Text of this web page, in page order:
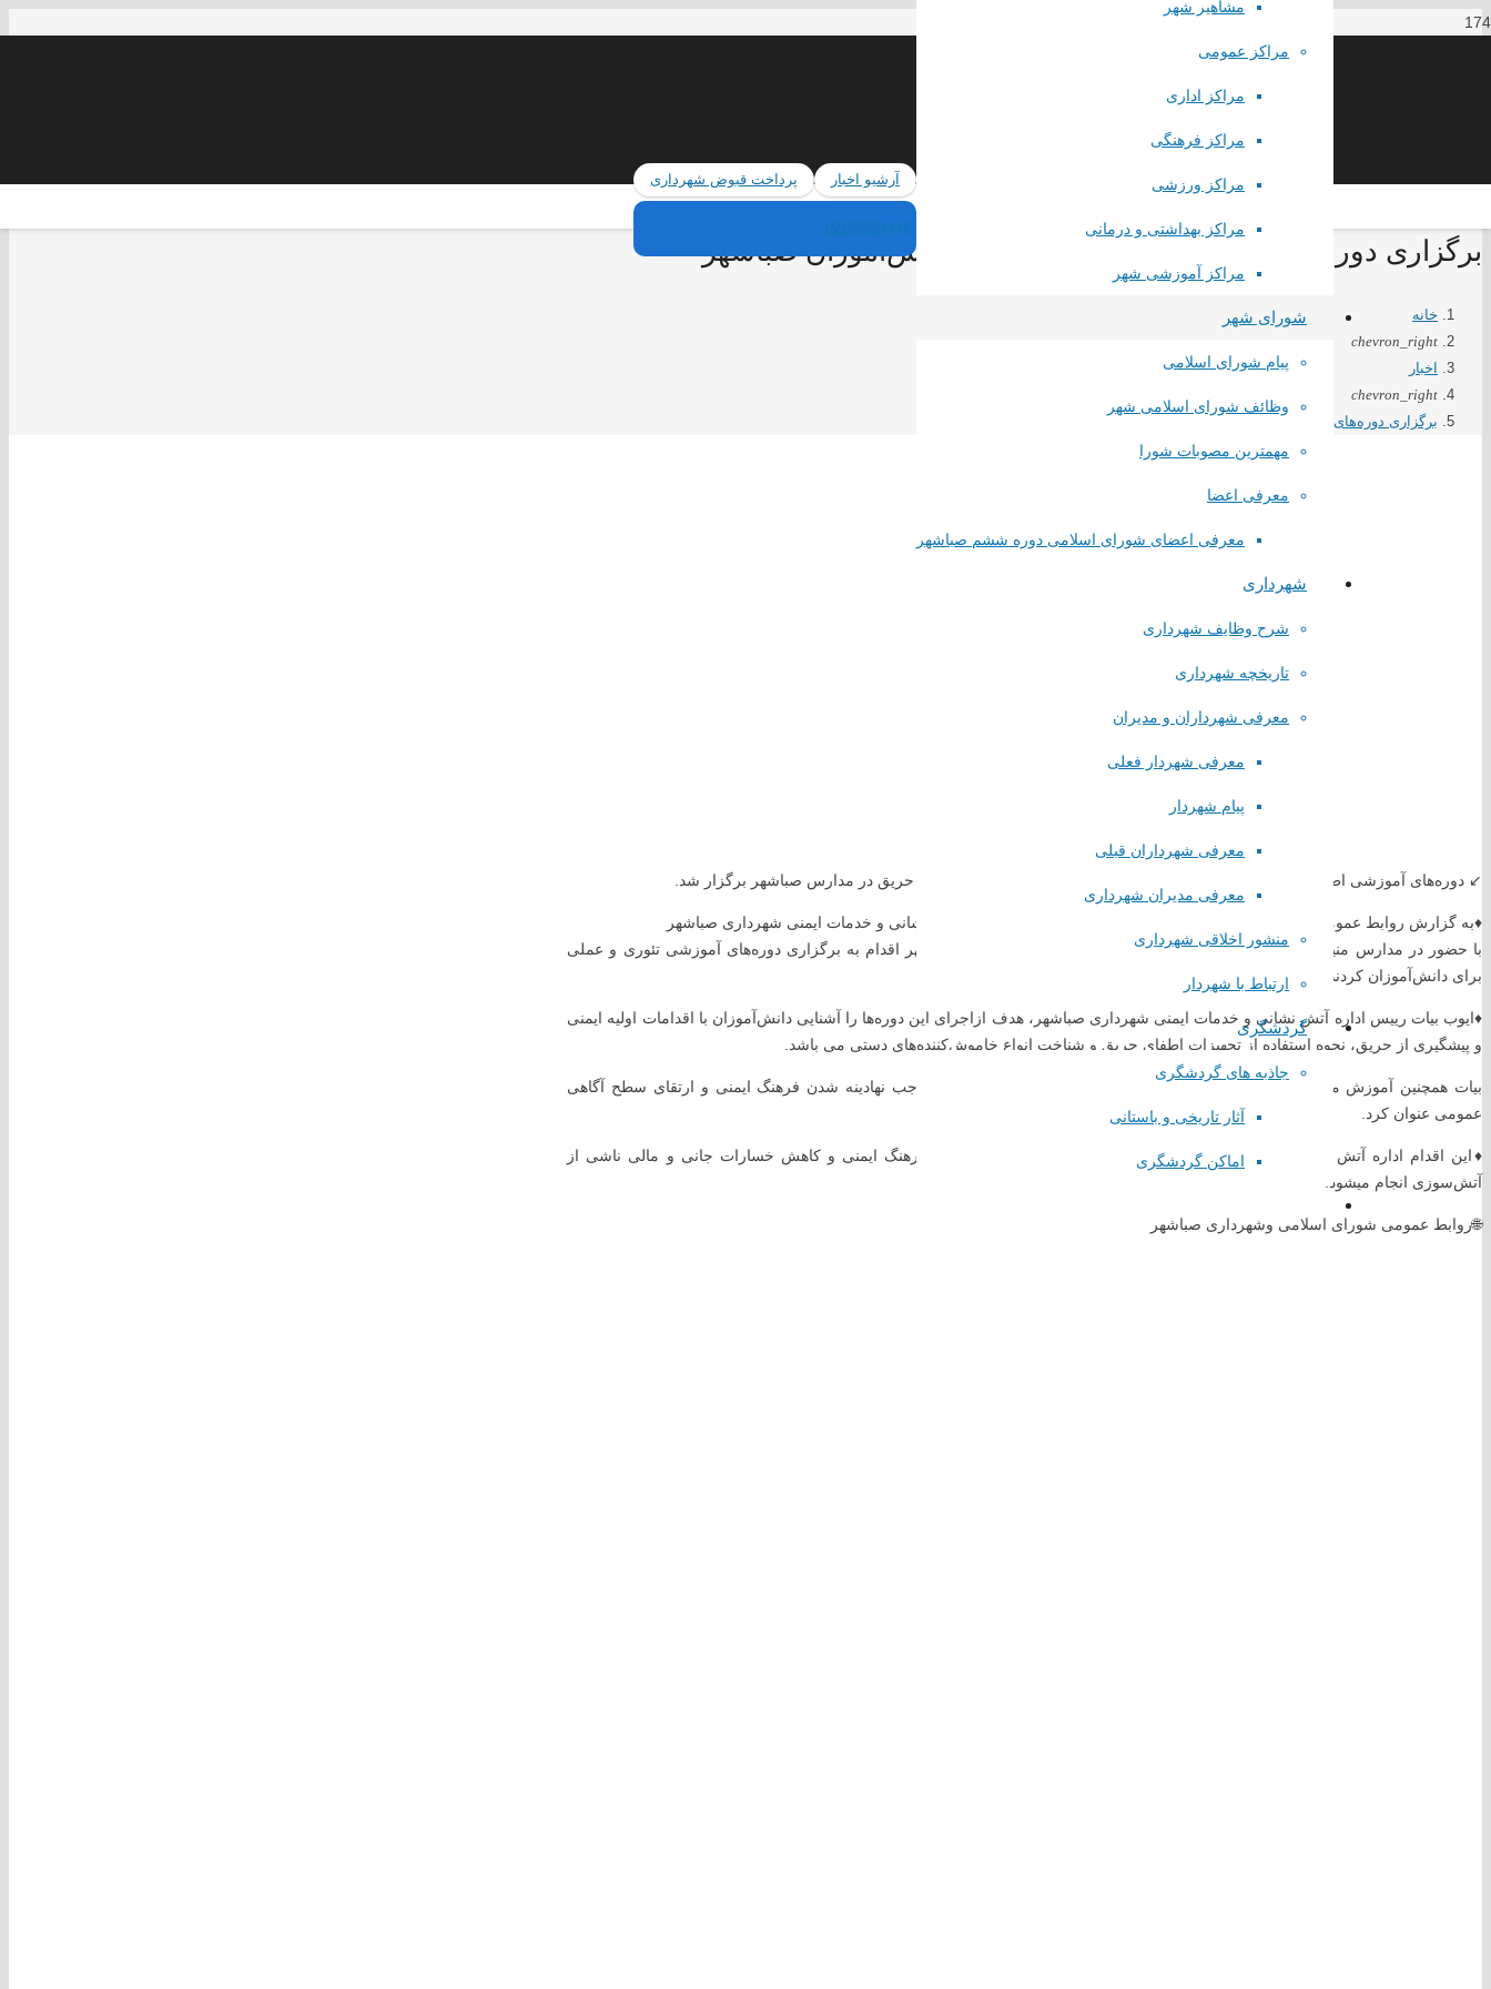
مشاهیر شهر
مراکز عمومی
مراکز اداری
مراکز فرهنگی
مراکز ورزشی
مراکز بهداشتی و درمانی
مراکز آموزشی شهر
شورای شهر
پیام شورای اسلامی
وظائف شورای اسلامی شهر
مهمترین مصوبات شورا
معرفی اعضا
معرفی اعضای شورای اسلامی دوره ششم صباشهر
شهرداری
شرح وظایف شهرداری
تاریخچه شهرداری
معرفی شهرداران و مدیران
معرفی شهردار فعلی
پیام شهردار
معرفی شهرداران قبلی
معرفی مدیران شهرداری
منشور اخلاقی شهرداری
ارتباط با شهردار
گردشگری
جاذبه های گردشگری
آثار تاریخی و باستانی
اماکن گردشگری
آرشیو اخبار پرداخت قبوض شهرداری
02165624446
برگزاری دوره‌های آموزش اطفای حریق برای دانش‌آموزان صباشهر
خانه
chevron_right
اخبار
chevron_right
برگزاری دوره‌های آموزش اطفای حریق برای دانش‌آموزان صباشهر
↙️ دوره‌های آموزشی اطفای حریق با هدف ارتقای سطح آگاهی و کاهش خطرات ناشی از حریق در مدارس صباشهر برگزار شد.
♦️به گزارش روابط عمومی شورای اسلامی و شهرداری صباشهر،کارشناسان اداره آتش نشانی و خدمات ایمنی شهرداری صباشهر
با حضور در مدارس منیره تاجیک،شهید دکتر چمران ،دبیرستان زکیه و گل نرگس صباشهر اقدام به برگزاری دوره‌های آموزشی تئوری و عملی
برای دانش‌آموزان کردند.
♦️ایوب بیات رییس اداره آتش نشانی و خدمات ایمنی شهرداری صباشهر، هدف ازاجرای این دوره‌ها را آشنایی دانش‌آموزان با اقدامات اولیه ایمنی
و پیشگیری از حریق، نحوه استفاده از تجهیزات اطفای حریق و شناخت انواع خاموش‌کننده‌های دستی می باشد.
بیات همچنین آموزش مسائل ایمنی در سنین پایین و به‌ویژه در بین دانش‌آموزان را موجب نهادینه شدن فرهنگ ایمنی و ارتقای سطح آگاهی
عمومی عنوان کرد.
♦️این اقدام اداره آتش نشانی و خدمات ایمنی شهرداری صباشهر در راستای ارتقای فرهنگ ایمنی و کاهش خسارات جانی و مالی ناشی از
آتش‌سوزی انجام میشود.
🌐روابط عمومی شورای اسلامی و‌شهرداری صباشهر